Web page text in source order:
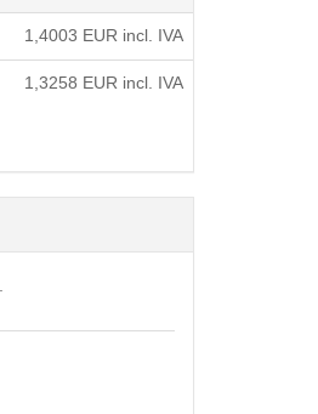
1,4003 EUR incl. IVA
1,3258 EUR incl. IVA